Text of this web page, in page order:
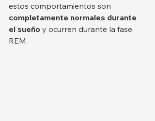
estos comportamientos son
completamente normales durante
el sueño y ocurren durante la fase
REM.